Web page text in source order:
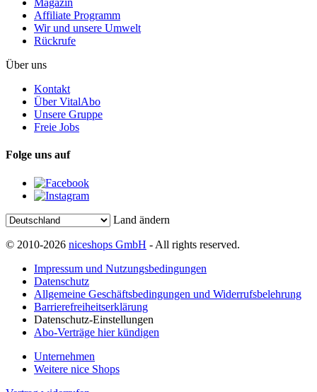
Magazin
Affiliate Programm
Wir und unsere Umwelt
Rückrufe
Über uns
Kontakt
Über VitalAbo
Unsere Gruppe
Freie Jobs
Folge uns auf
Land ändern
© 2010-2026 niceshops GmbH - All rights reserved.
Impressum und Nutzungsbedingungen
Datenschutz
Allgemeine Geschäftsbedingungen und Widerrufsbelehrung
Barrierefreiheitserklärung
Datenschutz-Einstellungen
Abo-Verträge hier kündigen
Unternehmen
Weitere nice Shops